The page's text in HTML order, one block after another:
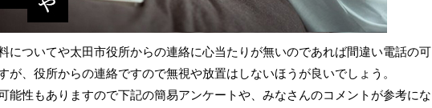
についてや太田市役所からの連絡に心当たりが無いのであれば間違い電話の可
が、役所からの連絡ですので無視や放置はしないほうが良いでしょう。
能性もありますので下記の簡易アンケートや、みなさんのコメントが参考にな